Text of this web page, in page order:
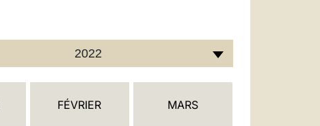
ESPAÑOL
2022
FÉVRIER MARS